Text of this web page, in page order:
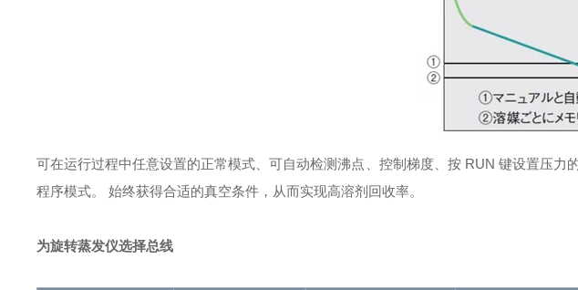
可在运行过程中任意设置的正常模式、可自动检测沸点、控制梯度、按 RUN 键设置压力
程序模式。 始终获得合适的真空条件，从而实现高溶剂回收率。
为旋转蒸发仪选择总线